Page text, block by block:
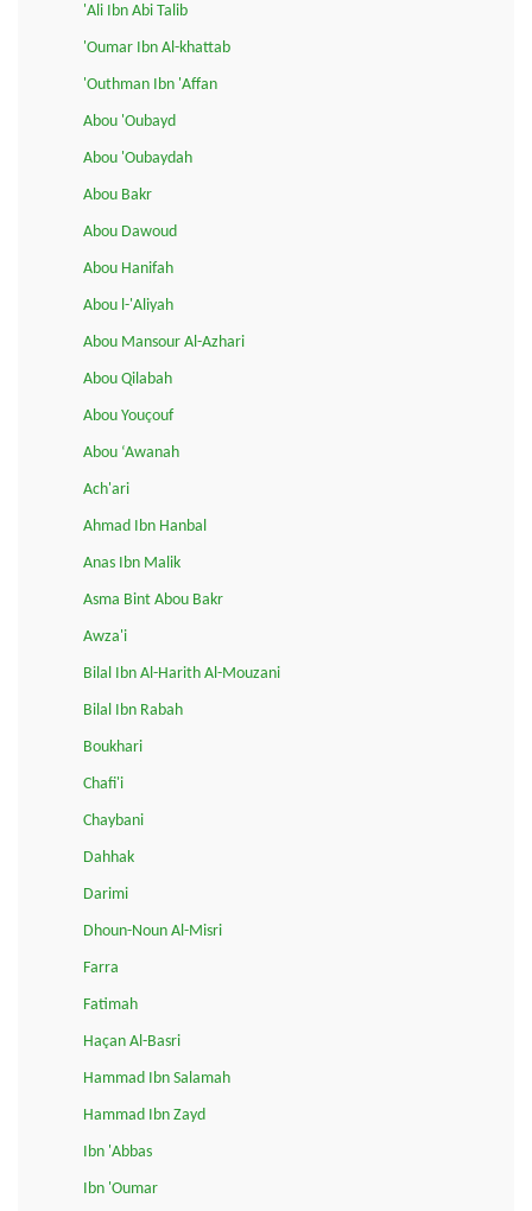
'Ali Ibn Abi Talib
'Oumar Ibn Al-khattab
'Outhman Ibn 'Affan
Abou 'Oubayd
Abou 'Oubaydah
Abou Bakr
Abou Dawoud
Abou Hanifah
Abou l-'Aliyah
Abou Mansour Al-Azhari
Abou Qilabah
Abou Youçouf
Abou ‘Awanah
Ach'ari
Ahmad Ibn Hanbal
Anas Ibn Malik
Asma Bint Abou Bakr
Awza'i
Bilal Ibn Al-Harith Al-Mouzani
Bilal Ibn Rabah
Boukhari
Chafi'i
Chaybani
Dahhak
Darimi
Dhoun-Noun Al-Misri
Farra
Fatimah
Haçan Al-Basri
Hammad Ibn Salamah
Hammad Ibn Zayd
Ibn 'Abbas
Ibn 'Oumar